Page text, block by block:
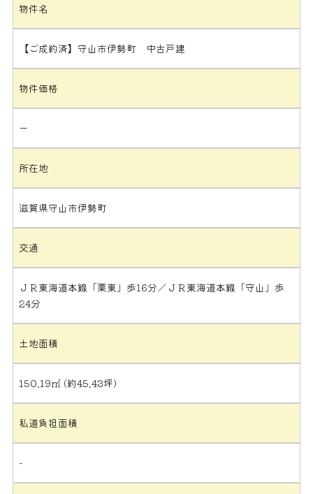
物件名
【ご成約済】守山市伊勢町 中古戸建
物件価格
ー
所在地
滋賀県守山市伊勢町
交通
ＪＲ東海道本線「栗東」歩16分／ＪＲ東海道本線「守山」歩
24分
土地面積
150.19㎡ (約45.43坪)
私道負担面積
-